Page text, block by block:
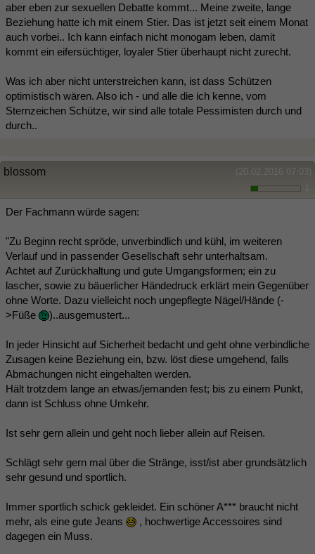
aber eben zur sexuellen Debatte kommt... Meine zweite, lange
Beziehung hatte ich mit einem Stier. Das ist jetzt seit einem Monat
auch vorbei.. Ich kann einfach nicht monogam leben, damit
kommt ein eifersüchtiger, loyaler Stier überhaupt nicht zurecht.
Was ich aber nicht unterstreichen kann, ist dass Schützen
optimistisch wären. Also ich - und alle die ich kenne, vom
Sternzeichen Schütze, wir sind alle totale Pessimisten durch und
durch..
(20.02.2016 07:03)
blossom
Der Fachmann würde sagen:
"Zu Beginn recht spröde, unverbindlich und kühl, im weiteren
Verlauf und in passender Gesellschaft sehr unterhaltsam.
Achtet auf Zurückhaltung und gute Umgangsformen; ein zu
lascher, sowie zu bäuerlicher Händedruck erklärt mein Gegenüber
ohne Worte. Dazu vielleicht noch ungepflegte Nägel/Hände (-
>Füße
)..ausgemustert...
In jeder Hinsicht auf Sicherheit bedacht und geht ohne verbindliche
Zusagen keine Beziehung ein, bzw. löst diese umgehend, falls
Abmachungen nicht eingehalten werden.
Hält trotzdem lange an etwas/jemanden fest; bis zu einem Punkt,
dann ist Schluss ohne Umkehr.
Ist sehr gern allein und geht noch lieber allein auf Reisen.
Schlägt sehr gern mal über die Stränge, isst/ist aber grundsätzlich
sehr gesund und sportlich.
Immer sportlich schick gekleidet. Ein schöner A*** braucht nicht
mehr, als eine gute Jeans
, hochwertige Accessoires sind
dagegen ein Muss.